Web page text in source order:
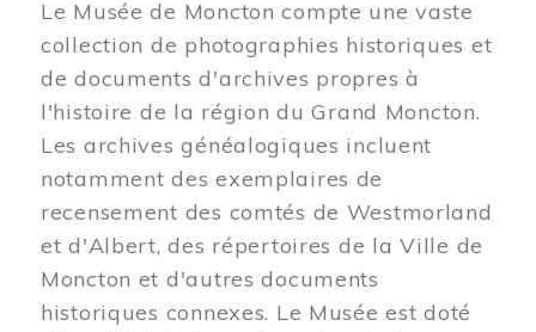
Le Musée de Moncton compte une vaste
collection de photographies historiques et
de documents d'archives propres à
l'histoire de la région du Grand Moncton.
Les archives généalogiques incluent
notamment des exemplaires de
recensement des comtés de Westmorland
et d'Albert, des répertoires de la Ville de
Moncton et d'autres documents
historiques connexes. Le Musée est doté